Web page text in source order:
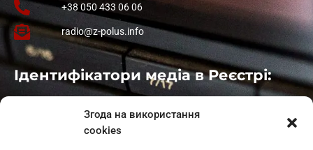
Згода на використання
cookies
+38 050 433 06 06
radio@z-polus.info
Ідентифікатори медіа в Реєстрі:
: L11-01410
: L11-01801